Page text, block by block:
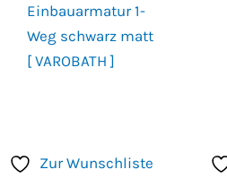
Einbauarmatur 1-
Weg schwarz matt
[ VAROBATH ]
Zur Wunschliste